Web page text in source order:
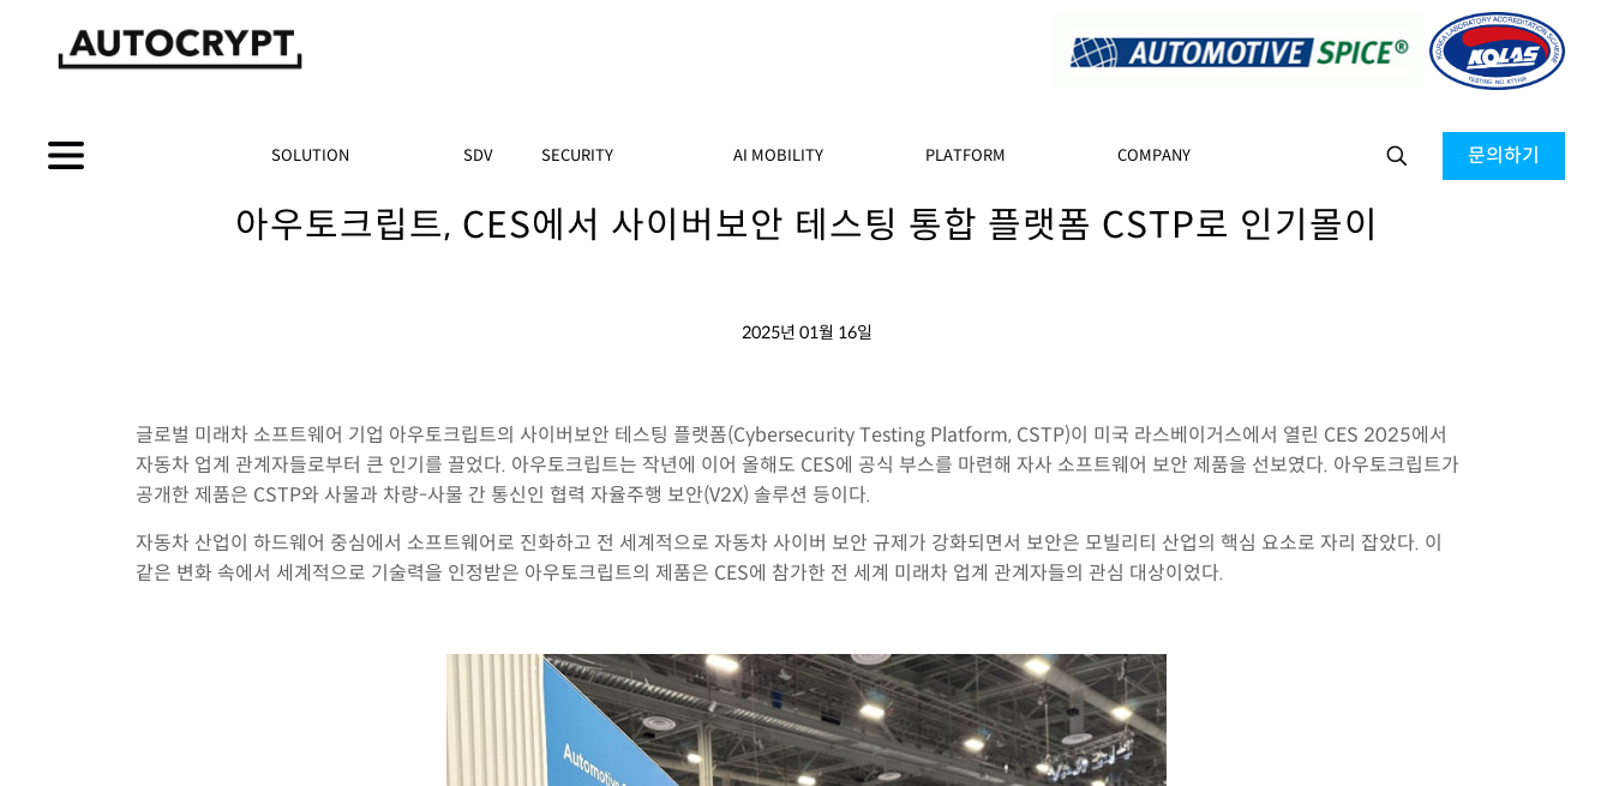
SOLUTION SDV SECURITY AI MOBILITY PLATFORM COMPANY 문의하기
아우토크립트, CES에서 사이버보안 테스팅 통합 플랫폼 CSTP로 인기몰이
2025년 01월 16일
글로벌 미래차 소프트웨어 기업 아우토크립트의 사이버보안 테스팅 플랫폼(Cybersecurity Testing Platform, CSTP)이 미국 라스베이거스에서 열린 CES 2025에서
자동차 업계 관계자들로부터 큰 인기를 끌었다. 아우토크립트는 작년에 이어 올해도 CES에 공식 부스를 마련해 자사 소프트웨어 보안 제품을 선보였다. 아우토크립트가
공개한 제품은 CSTP와 사물과 차량-사물 간 통신인 협력 자율주행 보안(V2X) 솔루션 등이다.
자동차 산업이 하드웨어 중심에서 소프트웨어로 진화하고 전 세계적으로 자동차 사이버 보안 규제가 강화되면서 보안은 모빌리티 산업의 핵심 요소로 자리 잡았다. 이
같은 변화 속에서 세계적으로 기술력을 인정받은 아우토크립트의 제품은 CES에 참가한 전 세계 미래차 업계 관계자들의 관심 대상이었다.